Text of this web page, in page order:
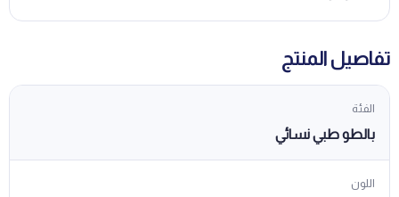
تفاصيل المنتج
الفئة
بالطو طبي نسائي
اللون